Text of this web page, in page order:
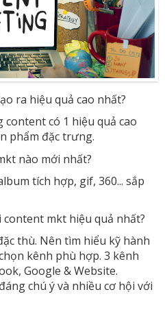
ra hiệu quả cao nhất?
content có 1 hiệu quả cao
phẩm đặc trưng.
nào mới nhất?
tích hợp, gif, 360... sắp
mkt hiệu quả nhất?
thù. Nên tìm hiểu kỹ hành
kênh phù hợp. 3 kênh
Google & Website.
chú ý và nhiều cơ hội với